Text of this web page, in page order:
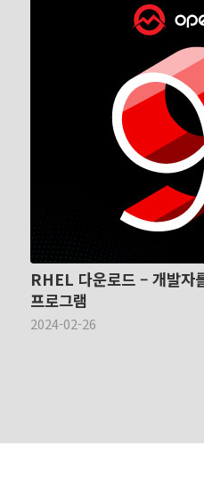
RHEL 다운로드 – 개발
프로그램
2024-02-26